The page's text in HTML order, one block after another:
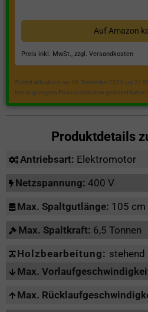
Auf Amazon
Preis inkl. MwSt., zzgl. Versandkosten
Zuletzt aktualisiert am 18. Dezember 2023 um
hier angezeigten Preise inzwischen geändert
Produktdetails
Antriebsart: Elektromotor
Netzspannung: 400 V
Max. Spaltgutlänge: 105 cm
Max. Spaltkraft: 6,5 Tonnen
Holzbearbeitung: stehend
Max.
Max.